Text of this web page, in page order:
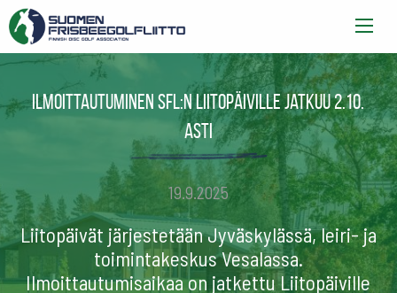
Ilmoittautuminen SFL:n Liitopäiville jatkuu 2.10.
asti
19.9.2025
Liitopäivät järjestetään Jyväskylässä, leiri- ja
toimintakeskus Vesalassa.
Ilmoittautumisaikaa on jatkettu Liitopäiville